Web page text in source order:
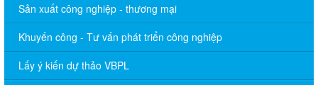
Sản xuất công nghiệp - thương mại
Khuyến công - Tư vấn phát triển công nghiệp
Lấy ý kiến dự thảo VBPL